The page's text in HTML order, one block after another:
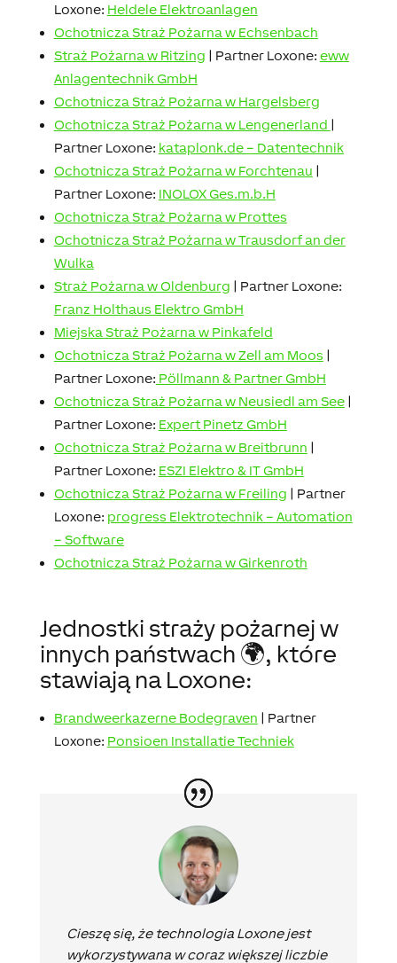
Loxone: Heldele Elektroanlagen
Ochotnicza Straż Pożarna w Echsenbach
Straż Pożarna w Ritzing | Partner Loxone: eww
Anlagentechnik GmbH
Ochotnicza Straż Pożarna w Hargelsberg
Ochotnicza Straż Pożarna w Lengenerland |
Partner Loxone: kataplonk.de – Datentechnik
Ochotnicza Straż Pożarna w Forchtenau |
Partner Loxone: INOLOX Ges.m.b.H
Ochotnicza Straż Pożarna w Prottes
Ochotnicza Straż Pożarna w Trausdorf an der
Wulka
Straż Pożarna w Oldenburg | Partner Loxone:
Franz Holthaus Elektro GmbH
Miejska Straż Pożarna w Pinkafeld
Ochotnicza Straż Pożarna w Zell am Moos |
Partner Loxone: Pöllmann & Partner GmbH
Ochotnicza Straż Pożarna w Neusiedl am See|
Partner Loxone: Expert Pinetz GmbH
Ochotnicza Straż Pożarna w Breitbrunn |
Partner Loxone: ESZI Elektro & IT GmbH
Ochotnicza Straż Pożarna w Freiling | Partner
Loxone: progress Elektrotechnik – Automation
– Software
Ochotnicza Straż Pożarna w Girkenroth
Jednostki straży pożarnej w
innych państwach 🌍, które
stawiają na Loxone:
Brandweerkazerne Bodegraven | Partner
Loxone: Ponsioen Installatie Techniek
Cieszę się, że technologia Loxone jest
wykorzystywana w coraz większej liczbie